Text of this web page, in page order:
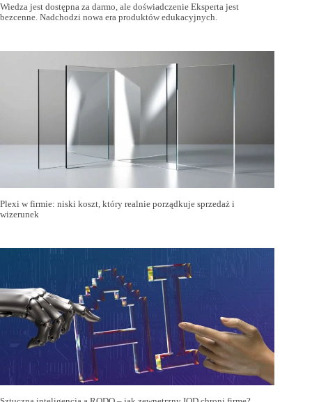
Wiedza jest dostępna za darmo, ale doświadczenie Eksperta jest
bezcenne. Nadchodzi nowa era produktów edukacyjnych.
Plexi w firmie: niski koszt, który realnie porządkuje sprzedaż i
wizerunek